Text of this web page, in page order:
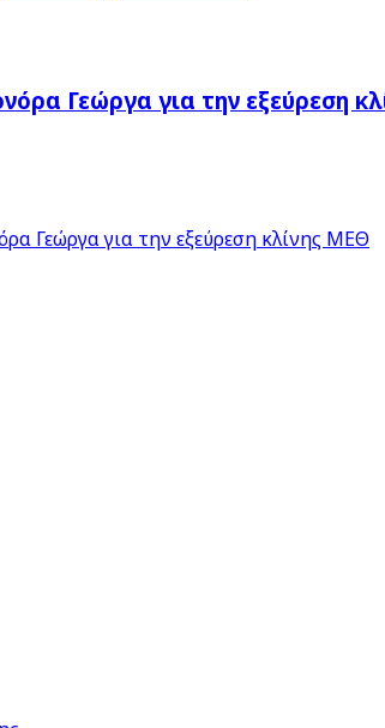
Γεώργα για την εξεύρεση
Γεώργα για την εξεύρεση κλίνης ΜΕΘ